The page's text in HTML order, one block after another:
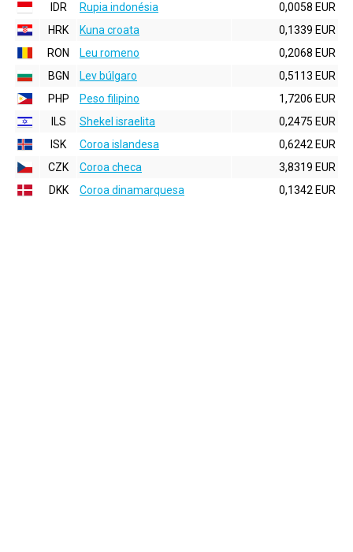
IDR
Rupia indonésia
0,0058 EUR
HRK
Kuna croata
0,1339 EUR
RON
Leu romeno
0,2068 EUR
BGN
Lev búlgaro
0,5113 EUR
PHP
Peso filipino
1,7206 EUR
ILS
Shekel israelita
0,2475 EUR
ISK
Coroa islandesa
0,6242 EUR
CZK
Coroa checa
3,8319 EUR
DKK
Coroa dinamarquesa 0,1342 EUR